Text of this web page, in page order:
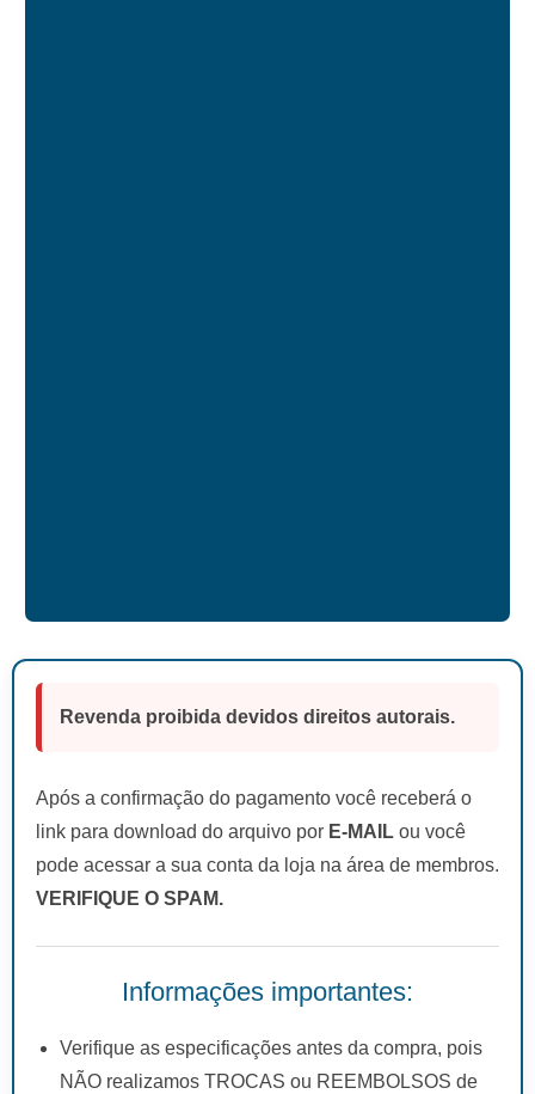
Revenda proibida devidos direitos autorais.
Após a confirmação do pagamento você receberá o
link para download do arquivo por E-MAIL ou você
pode acessar a sua conta da loja na área de membros.
VERIFIQUE O SPAM.
Informações importantes:
Verifique as especificações antes da compra, pois
NÃO realizamos TROCAS ou REEMBOLSOS de